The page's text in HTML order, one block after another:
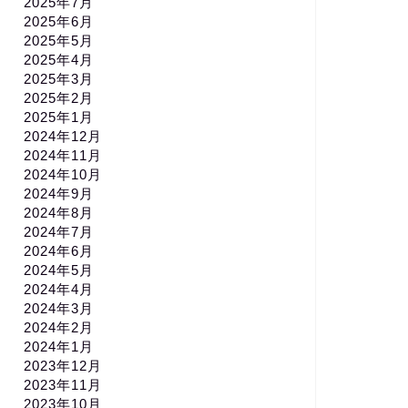
2025年6月
2025年5月
2025年4月
2025年3月
2025年2月
2025年1月
2024年12月
2024年11月
2024年10月
2024年9月
2024年8月
2024年7月
2024年6月
2024年5月
2024年4月
2024年3月
2024年2月
2024年1月
2023年12月
2023年11月
2023年10月